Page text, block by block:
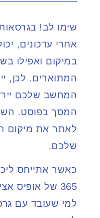
שימו לב!
אחרי עדכונים,
במיקום ואפילו
המתוארים. לכן,
המחשב שלכם
המסך בפוסט.
לאתר את מיקום
שלכם.
כאשר אתייחס
365 של אופיס
למי שעובד עם